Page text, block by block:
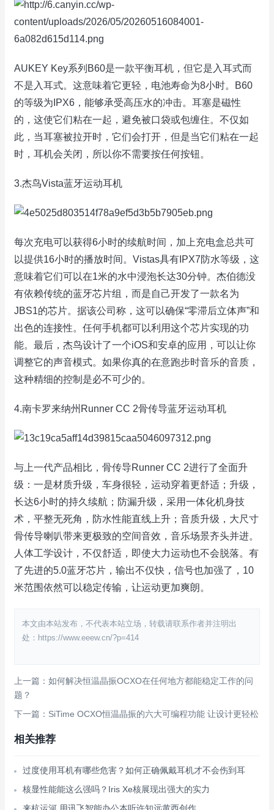
AUKEY Key系列B60是一款平衡耳机，但它是入耳式而
不是入耳式。这意味着它更轻，电池寿命为8小时。B60
的等级为IPX6，能够承受高压水的冲击。耳塞是磁性
的，这使它们粘在一起，避免被口袋或包缠住。不仅如
此，当耳塞被拉开时，它们会打开，但是当它们粘在一起
时，耳机会关闭，所以你不需要按任何按钮。
3.杰鸟Vista蓝牙运动耳机
每次充电可以获得6小时的续航时间，加上充电盒总共可
以提供16小时的播放时间。Vistas具有IPX7防水等级，这
意味着它们可以在1米的水中浸泡长达30分钟。杰伯德没
有依赖传统的蓝牙芯片组，而是自己开发了一款名为
JBS1的芯片。据该公司称，这可以确保“零滞后立体声”和
出色的连接性。任何手机都可以利用这个芯片实现的功
能。最后，杰鸟设计了一个iOS和安卓的应用，可以让你
调整它的声音模式。如果你真的在意跑步时音乐的音质，
这种精细的控制是必不可少的。
4.南卡罗来纳州Runner CC 2骨传导蓝牙运动耳机
与上一代产品相比，骨传导Runner CC 2进行了全面升
级：一是材质升级，车身很轻，运动穿着更舒适；升级，
长达6小时的持久续航；防漏升级，采用一体化机身技
术，平整无死角，防水性能直线上升；音质升级，大尺寸
骨传导喇叭带来更极致的空间音效，音乐场景齐头并进。
人体工学设计，不仅舒适，即使大力运动也不会脱落。有
了先进的5.0蓝牙芯片，输出不仅快，信号也加强了，10
米范围依然可以稳定传输，让运动更加爽朗。
本文由本站发布，不代表本站立场，转载请联系作者并注明出
处：https://www.eeew.cn/?p=414
上一篇：如何解决恒温晶振OCXO在任何地方都能稳定工作的问
题？
下一篇：SiTime OCXO恒温晶振的六大可编程功能 让设计更轻松
相关推荐
过度使用耳机有哪些危害？如何正确佩戴耳机才不会伤到耳
核显性能能这么强吗？Iris Xe核展现出强大的实力